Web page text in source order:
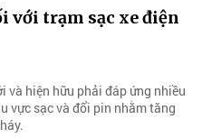
với trạm sạc xe điện
và hiện hữu phải đáp ứng nhiều
vực sạc và đổi pin nhằm tăng